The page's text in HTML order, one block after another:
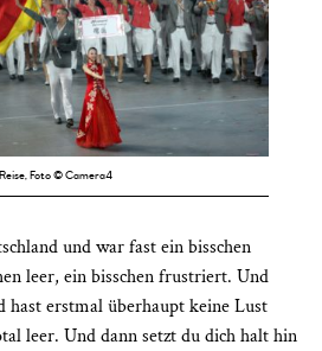
Foto © Camera4
und war fast ein bisschen
leer, ein bisschen frustriert. Und
hast erstmal überhaupt keine Lust
leer. Und dann setzt du dich halt hin